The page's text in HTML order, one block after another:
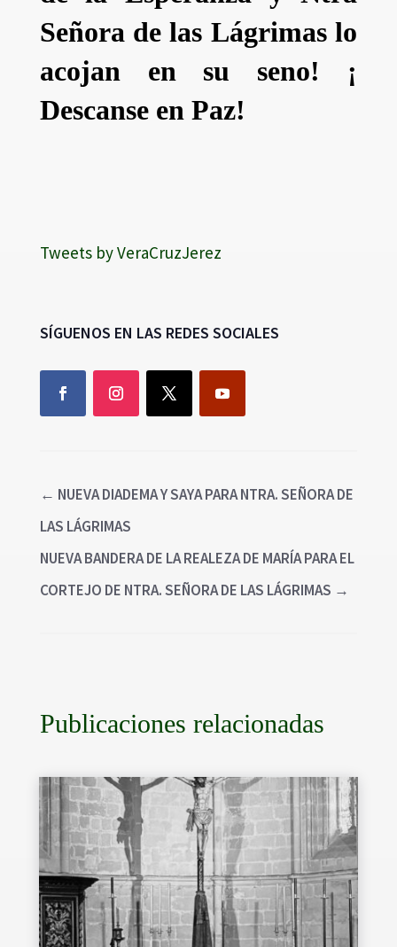
Señora de las Lágrimas lo
acojan en su seno! ¡
Descanse en Paz!
Tweets by VeraCruzJerez
SÍGUENOS EN LAS REDES SOCIALES
← NUEVA DIADEMA Y SAYA PARA NTRA. SEÑORA DE
LAS LÁGRIMAS
NUEVA BANDERA DE LA REALEZA DE MARÍA PARA EL
CORTEJO DE NTRA. SEÑORA DE LAS LÁGRIMAS →
Publicaciones relacionadas